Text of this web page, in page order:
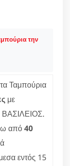
την
Ταμπούρια
με
ΒΑΣΙΛΕΙΟΣ.
από40
εντός 15